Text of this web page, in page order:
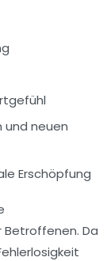
und neuen
Erschöpfung
Betroffenen. Da